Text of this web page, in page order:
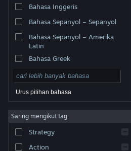
© Valve Corporation. Hak cipta terpelihara. Semua
tanda dagangan ialah hak milik pemilik masing-masing
Perundangan|Accessibility
Steam| Bayaran balik
Bahasa Inggeris
Bahasa Sepanyol – Sepanyol
Bahasa Sepanyol – Amerika
Latin
Bahasa Greek
Urus pilihan bahasa
Saring mengikut tag
Strategy
Action